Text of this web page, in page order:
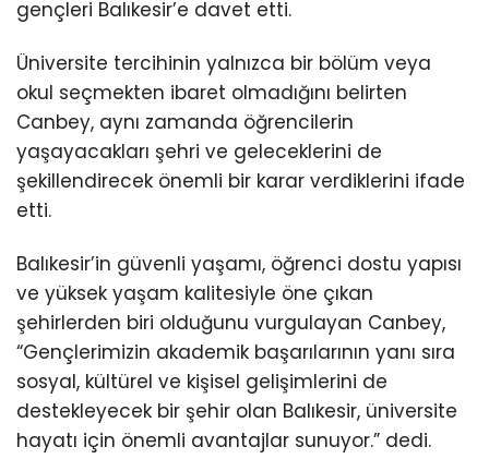
gençleri Balıkesir’e davet etti.
Üniversite tercihinin yalnızca bir bölüm veya
okul seçmekten ibaret olmadığını belirten
Canbey, aynı zamanda öğrencilerin
yaşayacakları şehri ve geleceklerini de
şekillendirecek önemli bir karar verdiklerini ifade
etti.
Balıkesir’in güvenli yaşamı, öğrenci dostu yapısı
ve yüksek yaşam kalitesiyle öne çıkan
şehirlerden biri olduğunu vurgulayan Canbey,
“Gençlerimizin akademik başarılarının yanı sıra
sosyal, kültürel ve kişisel gelişimlerini de
destekleyecek bir şehir olan Balıkesir, üniversite
hayatı için önemli avantajlar sunuyor.” dedi.